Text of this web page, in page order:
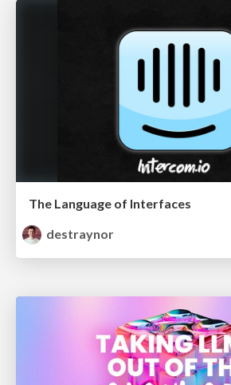
The Language of Interfaces
destraynor